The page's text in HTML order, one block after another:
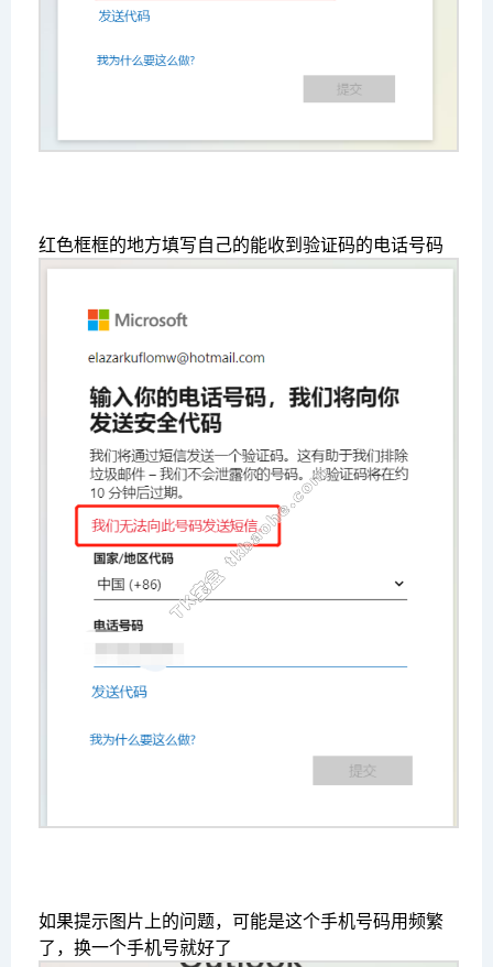
红色框框的地方填写自己的能收到验证码的电话号码
如果提示图片上的问题，可能是这个手机号码用频繁
了，换一个手机号就好了